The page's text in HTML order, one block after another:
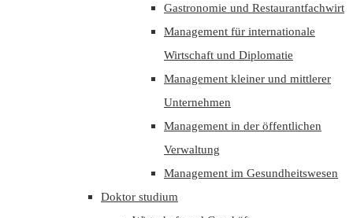
Gastronomie und Restaurantfachwirt
Management für internationale
Wirtschaft und Diplomatie
Management kleiner und mittlerer
Unternehmen
Management in der öffentlichen
Verwaltung
Management im Gesundheitswesen
Doktor studium